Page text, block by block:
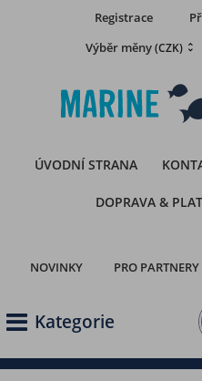
Registrace
Výběr měny(CZK)
ÚVODNÍ STRANA
DOPRAVA &
NOVINKY PRO PARTNERY
Kategorie